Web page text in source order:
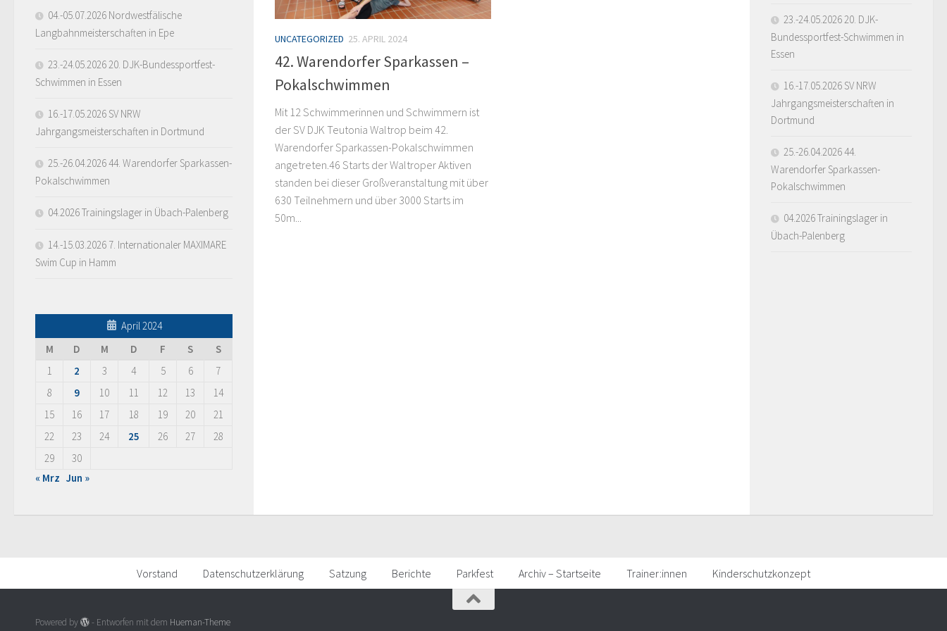
UNCATEGORIZED 25. APRIL 2024
42. Warendorfer Sparkassen –
Pokalschwimmen
Mit 12 Schwimmerinnen und Schwimmern ist
der SV DJK Teutonia Waltrop beim 42.
Warendorfer Sparkassen-Pokalschwimmen
angetreten.46 Starts der Waltroper Aktiven
standen bei dieser Großveranstaltung mit über
630 Teilnehmern und über 3000 Starts im
50m...
04.-05.07.2026 Nordwestfälische
Langbahnmeisterschaften in Epe
23.-24.05.2026 20. DJK-Bundessportfest-
Schwimmen in Essen
16.-17.05.2026 SV NRW
Jahrgangsmeisterschaften in Dortmund
25.-26.04.2026 44. Warendorfer Sparkassen-
Pokalschwimmen
04.2026 Trainingslager in Übach-Palenberg
14.-15.03.2026 7. Internationaler MAXIMARE
Swim Cup in Hamm
April 2024
M
D M D F S
S
1
2 3 4 5 6
7
8
9 10 11 12 13
14
15
16 17 18 19 20
21
22
23 24 25 26 27
28
29
30
« Mrz Jun »
23.-24.05.2026 20. DJK-
Bundessportfest-Schwimmen in
Essen
16.-17.05.2026 SV NRW
Jahrgangsmeisterschaften in
Dortmund
25.-26.04.2026 44.
Warendorfer Sparkassen-
Pokalschwimmen
04.2026 Trainingslager in
Übach-Palenberg
Vorstand Datenschutzerklärung Satzung Berichte Parkfest Archiv – Startseite Trainer:innen Kinderschutzkonzept
Powered by - Entworfen mit dem Hueman-Theme